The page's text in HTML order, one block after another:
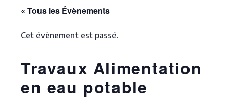
« Tous les Évènements
Cet évènement est passé.
Travaux Alimentation
en eau potable